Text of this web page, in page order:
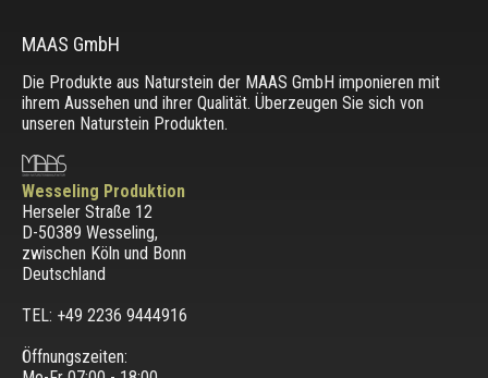
MAAS GmbH
Die Produkte aus Naturstein der MAAS GmbH imponieren mit
ihrem Aussehen und ihrer Qualität. Überzeugen Sie sich von
unseren Naturstein Produkten.
Wesseling Produktion
Herseler Straße 12
D-50389 Wesseling,
zwischen Köln und Bonn
Deutschland
TEL: +49 2236 9444916
Öffnungszeiten: